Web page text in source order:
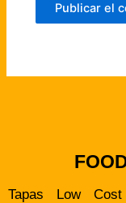
Tapas Low